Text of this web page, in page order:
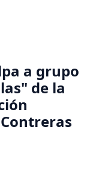
a grupo
de la